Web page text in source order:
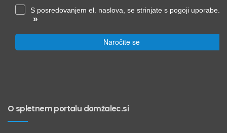
S posredovanjem el. naslova, se strinjate s pogoji uporabe.
»
Naročite se
O spletnem portalu domžalec.si